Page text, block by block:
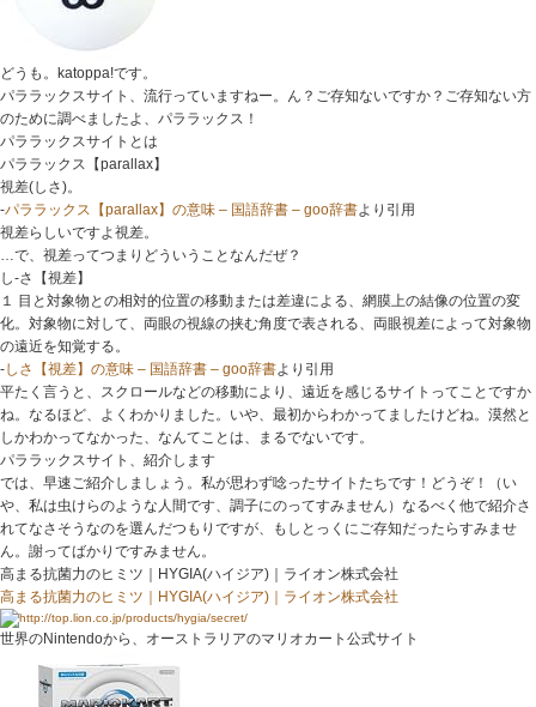
どうも。katoppa!です。
パララックスサイト、流行っていますねー。ん？ご存知ないですか？ご存知ない方
のために調べましたよ、パララックス！
パララックスサイトとは
パララックス【parallax】
視差(しさ)。
-パララックス【parallax】の意味 – 国語辞書 – goo辞書より引用
視差らしいですよ視差。
…で、視差ってつまりどういうことなんだぜ？
し‐さ【視差】
１ 目と対象物との相対的位置の移動または差違による、網膜上の結像の位置の変
化。対象物に対して、両眼の視線の挟む角度で表される、両眼視差によって対象物
の遠近を知覚する。
-しさ【視差】の意味 – 国語辞書 – goo辞書より引用
平たく言うと、 スクロールなどの移動により、遠近を感じるサイト ってことですか
ね。なるほど、よくわかりました。いや、最初からわかってましたけどね。漠然と
しかわかってなかった、なんてことは、まるでないです。
パララックスサイト、紹介します
では、早速ご紹介しましょう。私が思わず唸ったサイトたちです！どうぞ！（い
や、私は虫けらのような人間です、調子にのってすみません）なるべく他で紹介さ
れてなさそうなのを選んだつもりですが、もしとっくにご存知だったらすみませ
ん。謝ってばかりですみません。
高まる抗菌力のヒミツ｜HYGIA(ハイジア)｜ライオン株式会社
高まる抗菌力のヒミツ｜HYGIA(ハイジア)｜ライオン株式会社
世界のNintendoから、オーストラリアのマリオカート公式サイト